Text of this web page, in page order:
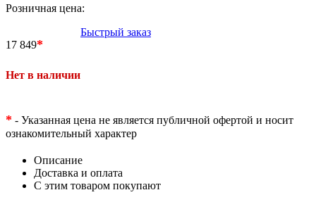
Розничная цена:
17 849*
Нет в наличии
Быстрый заказ
* - Указанная цена не является публичной офертой и носит
ознакомительный характер
Описание
Доставка и оплата
С этим товаром покупают